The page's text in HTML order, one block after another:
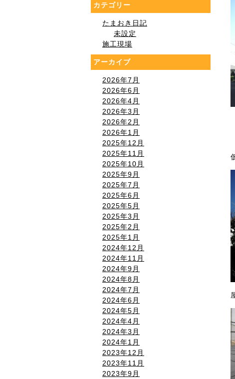
カテゴリー
たまおき日記
未設定
施工現場
アーカイブ
2026年7月
2026年6月
2026年4月
2026年3月
2026年2月
2026年1月
2025年12月
2025年11月
2025年10月
2025年9月
2025年7月
2025年6月
2025年5月
2025年3月
2025年2月
2025年1月
2024年12月
2024年11月
2024年9月
2024年8月
2024年7月
2024年6月
2024年5月
2024年4月
2024年3月
2024年1月
2023年12月
2023年11月
2023年9月